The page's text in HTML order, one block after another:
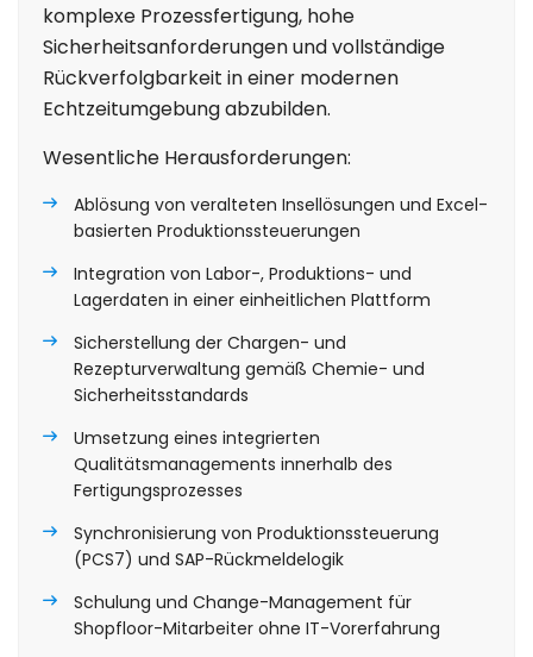
komplexe Prozessfertigung, hohe
Sicherheitsanforderungen und vollständige
Rückverfolgbarkeit in einer modernen
Echtzeitumgebung abzubilden.
Wesentliche Herausforderungen:
Ablösung von veralteten Insellösungen und Excel-
basierten Produktionssteuerungen
Integration von Labor-, Produktions- und
Lagerdaten in einer einheitlichen Plattform
Sicherstellung der Chargen- und
Rezepturverwaltung gemäß Chemie- und
Sicherheitsstandards
Umsetzung eines integrierten
Qualitätsmanagements innerhalb des
Fertigungsprozesses
Synchronisierung von Produktionssteuerung
(PCS7) und SAP-Rückmeldelogik
Schulung und Change-Management für
Shopfloor-Mitarbeiter ohne IT-Vorerfahrung